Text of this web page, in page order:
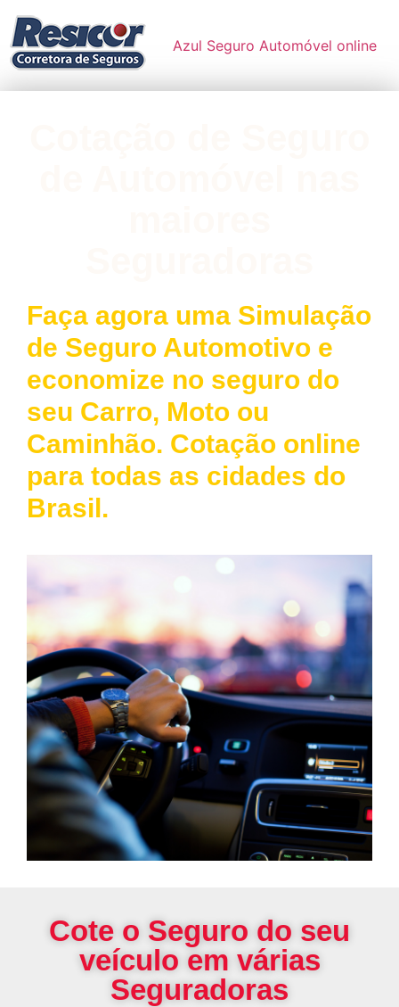
Azul Seguro Automóvel online
Faça agora uma Simulação
de Seguro Automotivo e
economize no seguro do
seu Carro, Moto ou
Caminhão. Cotação online
para todas as cidades do
Brasil.
Cote o Seguro do seu
veículo em várias
Seguradoras